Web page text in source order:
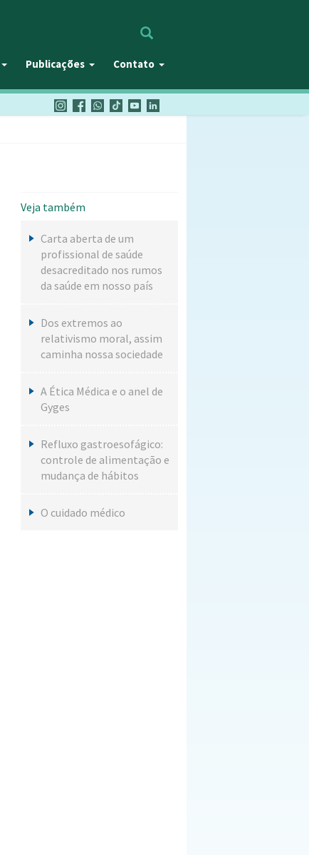
Publicações Contato
Veja também
Carta aberta de um
profissional de saúde
desacreditado nos rumos
da saúde em nosso país
Dos extremos ao
relativismo moral, assim
caminha nossa sociedade
A Ética Médica e o anel de
Gyges
Refluxo gastroesofágico:
controle de alimentação e
mudança de hábitos
O cuidado médico